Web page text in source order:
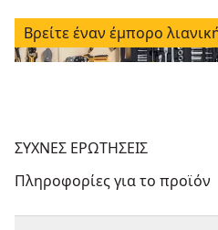
Βρείτε έναν έμπορο
ΣΥΧΝΕΣ ΕΡΩΤΗΣΕΙΣ
Πληροφορίες για το προϊόν